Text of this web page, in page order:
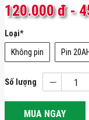
120.000 đ-
Loại*
Không pin
Pin
Số lượng
MUA NGAY